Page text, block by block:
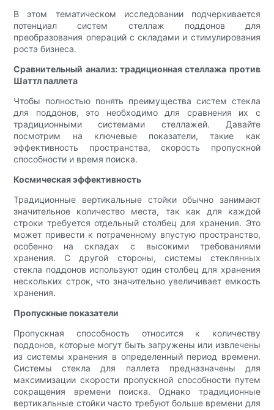
В этом тематическом исследовании подчеркивается
потенциал систем стеллаж поддонов для
преобразования операций с складами и стимулирования
роста бизнеса.
Сравнительный анализ: традиционная стеллажа против
Шаттл паллета
Чтобы полностью понять преимущества систем стекла
для поддонов, это необходимо для сравнения их с
традиционными системами стеллажей. Давайте
посмотрим на ключевые показатели, такие как
эффективность пространства, скорость пропускной
способности и время поиска.
Космическая эффективность
Традиционные вертикальные стойки обычно занимают
значительное количество места, так как для каждой
строки требуется отдельный столбец для хранения. Это
может привести к потраченному впустую пространство,
особенно на складах с высокими требованиями
хранения. С другой стороны, системы стеклянных
стекла поддонов используют один столбец для хранения
нескольких строк, что значительно увеличивает емкость
хранения.
Пропускные показатели
Пропускная способность относится к количеству
поддонов, которые могут быть загружены или извлечены
из системы хранения в определенный период времени.
Системы стекла для паллета предназначены для
максимизации скорости пропускной способности путем
сокращения времени поиска. Однако традиционные
вертикальные стойки часто требуют больше времени для